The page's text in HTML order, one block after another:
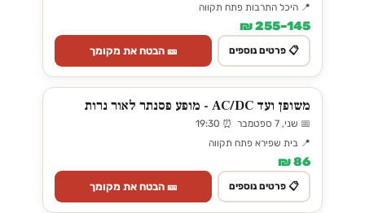
📍 היכל התרבות פתח תקווה
145–255 ₪
📋 פרטים נוספים 🎫 הבטח את מקומך
משופן ועד AC/DC - מופע פסנתר לאור נרות
📅 שני, 7 ספטמבר ⏰ 19:30
📍 בית שפירא פתח תקווה
86 ₪
📋 פרטים נוספים 🎫 הבטח את מקומך